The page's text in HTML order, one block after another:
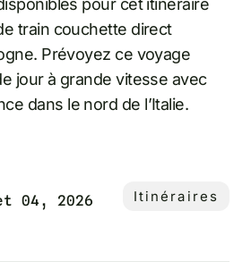
train couchette direct
Prévoyez ce voyage
jour à grande vitesse avec
dans le nord de l’Italie.
04, 2026 Itinéraires